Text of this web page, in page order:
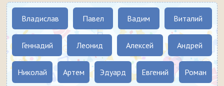
Владислав Павел Вадим Виталий
Геннадий Леонид Алексей Андрей
Николай Артем Эдуард Евгений Роман